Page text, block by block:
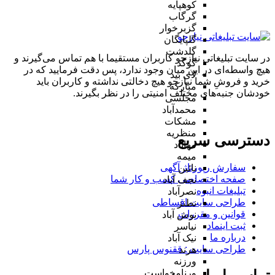
کوهپایه
گرگاب
گزبرخوار
گلپایگان
گلدشت
گوگد
لای بید
مبارکه
مجلسی
محمدآباد
مشکات
منظریه
مهاباد
میمه
نائین
نجف آباد
نصرآباد
نطنز
نوش آباد
نیاسر
نیک آباد
هرند
ورزنه
در سایت تبلیغاتی نیازجو کاربران مستقیما با هم تماس می‌گیرند و
هیچ واسطه‌ای در این میان وجود ندارد، پس دقت فرمایید که در
خرید و فروشِ شما نیازجو هیچ دخالتی نداشته و کاربران باید
خودشان جنبه‌های مختلف امنیتی را در نظر بگیرند.
دسترسی سریع
سفارش رپورتاژ آگهی
صفحه اختصاصی کسب و کار شما
تبلیغات انبوه
طراحی سایت اقساطی
قوانین و مقررات
ثبت اینماد
درباره ما
طراحی سایت : ققنوس پارس